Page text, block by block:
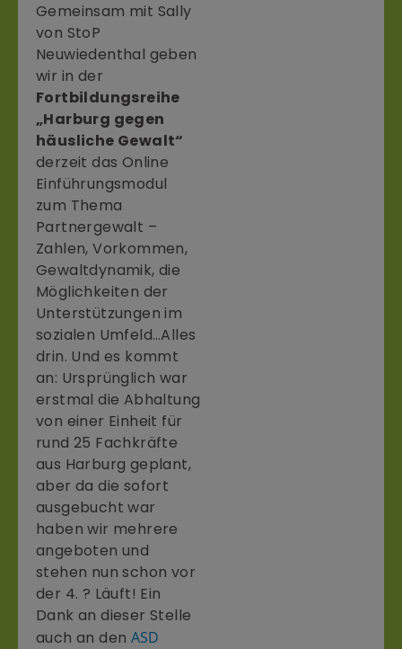
Gemeinsam mit Sally
von StoP
Neuwiedenthal geben
wir in der
Fortbildungsreihe
„Harburg gegen
häusliche Gewalt“
derzeit das Online
Einführungsmodul
zum Thema
Partnergewalt –
Zahlen, Vorkommen,
Gewaltdynamik, die
Möglichkeiten der
Unterstützungen im
sozialen Umfeld…Alles
drin. Und es kommt
an: Ursprünglich war
erstmal die Abhaltung
von einer Einheit für
rund 25 Fachkräfte
aus Harburg geplant,
aber da die sofort
ausgebucht war
haben wir mehrere
angeboten und
stehen nun schon vor
der 4. ? Läuft! Ein
Dank an dieser Stelle
auch an den ASD